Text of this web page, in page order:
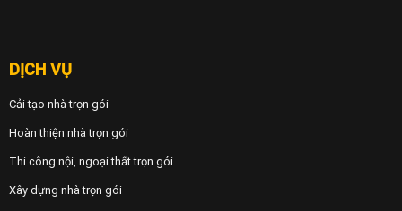
DỊCH VỤ
Cải tạo nhà trọn gói
Hoàn thiện nhà trọn gói
Thi công nội, ngoại thất trọn gói
Xây dựng nhà trọn gói